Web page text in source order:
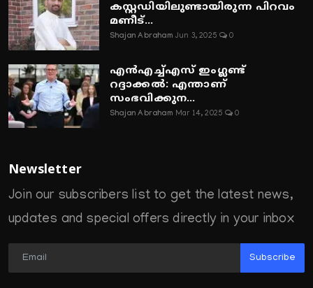
കസ്റ്റഡിയിലുണ്ടായിരുന്ന പിറവം
മണീട്...
Shajan Abraham Jun 3, 2025 0
എൻഎച്ച്എസ് ഇംഗ്ലണ്ട്
റദ്ദാക്കൽ: എന്താണ്
സംഭവിക്കുന...
Shajan Abraham Mar 14, 2025 0
Newsletter
Join our subscribers list to get the latest news,
updates and special offers directly in your inbox
Subscribe